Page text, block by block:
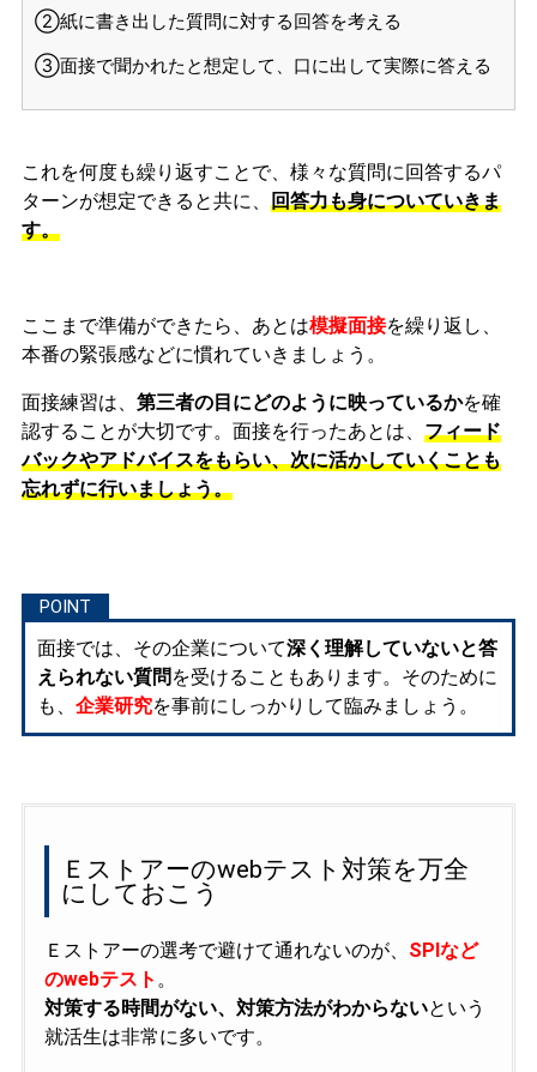
②紙に書き出した質問に対する回答を考える
③面接で聞かれたと想定して、口に出して実際に答える
これを何度も繰り返すことで、様々な質問に回答するパ
ターンが想定できると共に、 回答力も身についていきま
す。
ここまで準備ができたら、あとは模擬面接を繰り返し、
本番の緊張感などに慣れていきましょう。
面接練習は、 第三者の目にどのように映っているかを確
認することが大切です。面接を行ったあとは、 フィード
バックやアドバイスをもらい、次に活かしていくことも
忘れずに行いましょう。
面接では、その企業について深く理解していないと答
えられない質問 を受けることもあります。そのために
も、 企業研究を事前にしっかりして臨みましょう。
Ｅストアーのwebテスト対策を万全
にしておこう
Ｅストアーの選考で避けて通れないのが、 SPIなど
のwebテスト 。
対策する時間がない、対策方法がわからないという
就活生は非常に多いです。